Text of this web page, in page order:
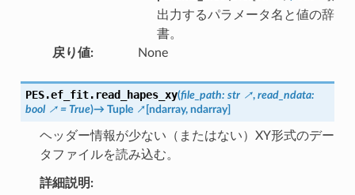
出力するパラメータ名と値の辞
書。
戻り値: None
PES.ef_fit. read_hapes_xy(file_path: str , read_ndata:
bool
= True)→ Tuple [ndarray, ndarray]
ヘッダー情報が少ない（またはない）XY形式のデー
タファイルを読み込む。
詳細説明: